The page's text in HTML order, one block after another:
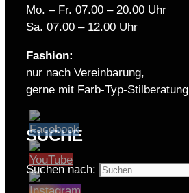
Mo. – Fr. 07.00 – 20.00 Uhr
Sa. 07.00 – 12.00 Uhr
Fashion:
nur nach Vereinbarung,
gerne mit Farb-Typ-Stilberatung
SUCHE
Suchen nach: